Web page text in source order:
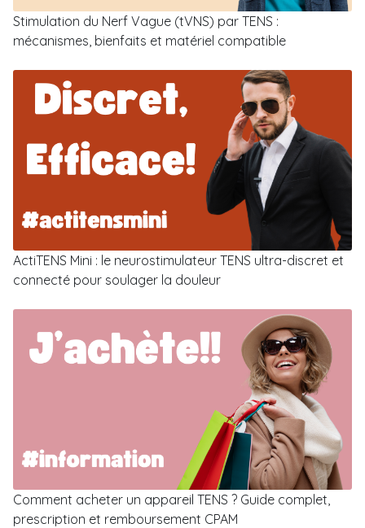
Stimulation du Nerf Vague (tVNS) par TENS :
mécanismes, bienfaits et matériel compatible
ActiTENS Mini : le neurostimulateur TENS ultra-discret et
connecté pour soulager la douleur
Comment acheter un appareil TENS ? Guide complet,
prescription et remboursement CPAM